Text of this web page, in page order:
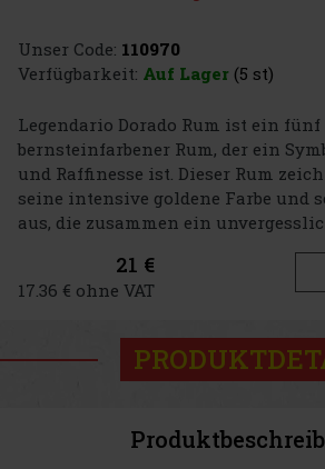
Unser Code: 110970
Verfügbarkeit: Auf Lager (5 st)
Legendario Dorado Rum ist ein
bernsteinfarbener Rum, der ein
und Raffinesse ist. Dieser Rum
seine intensive goldene Farbe und
aus, die zusammen ein
21 €
17.36 € ohne VAT